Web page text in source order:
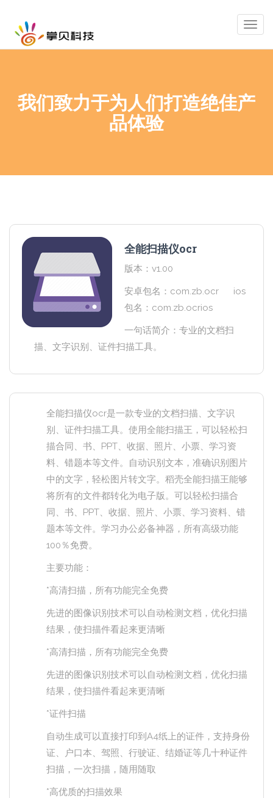
我们致力于为人们打造绝佳产
品体验
全能扫描仪ocr
版本：v1.00
安卓包名：com.zb.ocr ios
包名：com.zb.ocrios
一句话简介：专业的文档扫
描、文字识别、证件扫描工具。
全能扫描仪ocr是一款专业的文档扫描、文字识
别、证件扫描工具。使用全能扫描王，可以轻松扫
描合同、书、PPT、收据、照片、小票、学习资
料、错题本等文件。自动识别文本，准确识别图片
中的文字，轻松图片转文字。稻壳全能扫描王能够
将所有的文件都转化为电子版。可以轻松扫描合
同、书、PPT、收据、照片、小票、学习资料、错
题本等文件。学习办公必备神器，所有高级功能
100％免费。
主要功能：
*高清扫描，所有功能完全免费
先进的图像识别技术可以自动检测文档，优化扫描
结果，使扫描件看起来更清晰
*高清扫描，所有功能完全免费
先进的图像识别技术可以自动检测文档，优化扫描
结果，使扫描件看起来更清晰
*证件扫描
自动生成可以直接打印到A4纸上的证件，支持身份
证、户口本、驾照、行驶证、结婚证等几十种证件
扫描，一次扫描，随用随取
*高优质的扫描效果